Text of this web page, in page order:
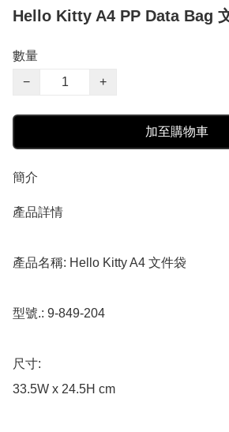
Hello Kitty A4 PP Data Bag
數量
−
+
加至購物車
簡介
產品詳情
產品名稱: Hello Kitty A4 文件袋
型號.: 9-849-204
尺寸:
33.5W x 24.5H cm